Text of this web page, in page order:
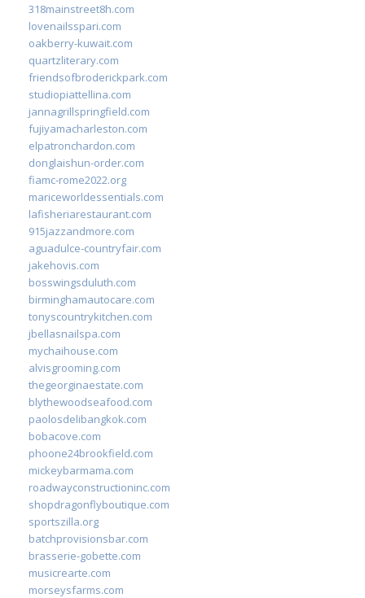
318mainstreet8h.com
lovenailsspari.com
oakberry-kuwait.com
quartzliterary.com
friendsofbroderickpark.com
studiopiattellina.com
jannagrillspringfield.com
fujiyamacharleston.com
elpatronchardon.com
donglaishun-order.com
fiamc-rome2022.org
mariceworldessentials.com
lafisheriarestaurant.com
915jazzandmore.com
aguadulce-countryfair.com
jakehovis.com
bosswingsduluth.com
birminghamautocare.com
tonyscountrykitchen.com
jbellasnailspa.com
mychaihouse.com
alvisgrooming.com
thegeorginaestate.com
blythewoodseafood.com
paolosdelibangkok.com
bobacove.com
phoone24brookfield.com
mickeybarmama.com
roadwayconstructioninc.com
shopdragonflyboutique.com
sportszilla.org
batchprovisionsbar.com
brasserie-gobette.com
musicrearte.com
morseysfarms.com